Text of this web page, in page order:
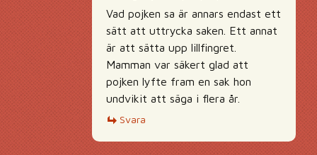
Vad pojken sa är annars endast ett
sätt att uttrycka saken. Ett annat
är att sätta upp lillfingret.
Mamman var säkert glad att
pojken lyfte fram en sak hon
undvikit att säga i flera år.
Svara